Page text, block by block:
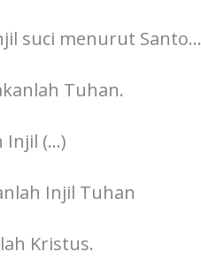
suci menurut Santo…
Tuhan.
Injil (…)
Injil Tuhan
Kristus.